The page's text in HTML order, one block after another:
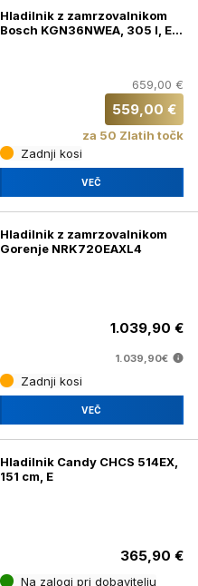
Hladilnik z zamrzovalnikom
Bosch KGN36NWEA, 305 l, E,
659,00 €
559,00 €
za 50 Zlatih točk
Zadnji kosi
VEČ
Hladilnik z zamrzovalnikom
Gorenje NRK720EAXL4
1.039,90 €
1.039,90€
Zadnji kosi
VEČ
Hladilnik Candy CHCS 514EX,
151 cm, E
365,90 €
Na zalogi pri dobavitelju